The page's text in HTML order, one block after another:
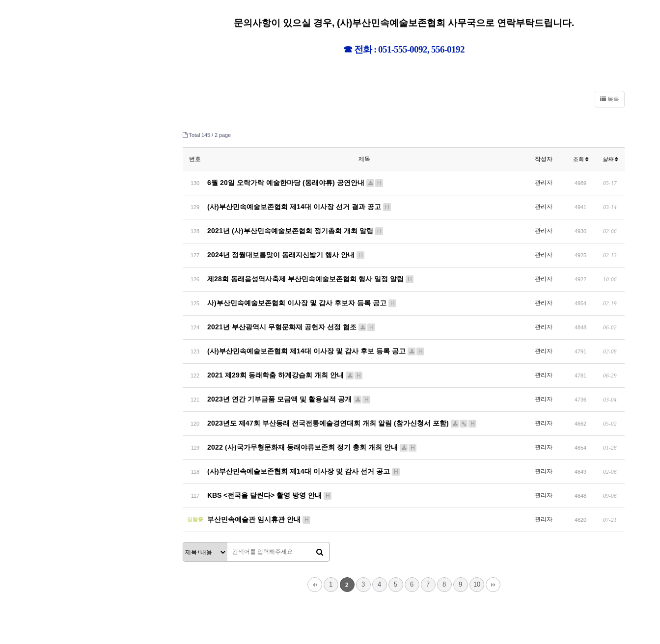
문의사항이 있으실 경우, (사)부산민속예술보존협회 사무국으로 연락부탁드립니다.
☎ 전화 : 051-555-0092, 556-0192
목록
Total 145 / 2 page
번호 제목 작성자 조회 날짜
130 6월 20일 오락가락 예술한마당 (동래야류) 공연안내 H 관리자 4989 05-17
129 (사)부산민속예술보존협회 제14대 이사장 선거 결과 공고 H 관리자 4941 03-14
128 2021년 (사)부산민속예술보존협회 정기총회 개최 알림 H 관리자 4930 02-06
127 2024년 정월대보름맞이 동래지신밟기 행사 안내 H 관리자 4925 02-13
126 제28회 동래읍성역사축제 부산민속예술보존협회 행사 일정 알림 H 관리자 4922 10-06
125 사)부산민속예술보존협회 이사장 및 감사 후보자 등록 공고 H 관리자 4854 02-19
124 2021년 부산광역시 무형문화재 공헌자 선정 협조 H 관리자 4848 06-02
123 (사)부산민속예술보존협회 제14대 이사장 및 감사 후보 등록 공고 H 관리자 4791 02-08
122 2021 제29회 동래학춤 하계강습회 개최 안내 H 관리자 4781 06-29
121 2023년 연간 기부금품 모금액 및 활용실적 공개 H 관리자 4736 03-04
120 2023년도 제47회 부산동래 전국전통예술경연대회 개최 알림 (참가신청서 포함) H 관리자 4662 05-02
119 2022 (사)국가무형문화재 동래야류보존회 정기 총회 개최 안내 H 관리자 4654 01-28
118 (사)부산민속예술보존협회 제14대 이사장 및 감사 선거 공고 H 관리자 4649 02-06
117 KBS <전국을 달린다> 촬영 방영 안내 H 관리자 4648 09-06
열람중 부산민속예술관 임시휴관 안내 H 관리자 4620 07-21
1 2 3 4 5 6 7 8 9 10